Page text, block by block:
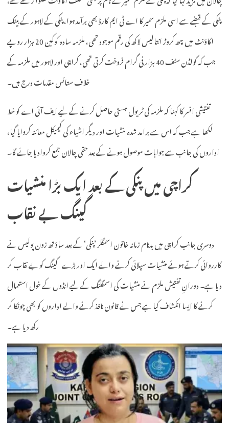
پنکی کے قبضے سے اسی ملزم سمیر کا اے ٹی ایم کارڈ بھی برآمد ہوا، پنکی کے لاہور کے بینک
اکاؤنٹ میں چھ کروڑ انتالیس لاکھ کی رقم موجود تھی، ملزمہ سادہ کوکین 20 ہزار روپے
جب کہ گولڈن سٹف 40 ہزار فی گرام فروخت کرتی تھی، کراچی اور لاہور میں ملزمہ کے
خلاف ستائس مقدمات درج ہیں۔
تفتیشی افسر کا کہنا کہ ملزمہ کی ٹریول ہستی حاصل کرنے کے لیے ایف آئی اے کو خط
لکھا ہے جب کہ اس سے برامد شدہ منشیات اور دیگر اشیاء کی کیمیکل معائنہ کروایا گیا،
اداروں کی جانب سے جوابات موصول ہونے کے بعد حتمی چالان جمع کروادیا جائے گا۔
کراچی میں پنکی کے بعد ایک بڑا منشیات
گینگ بے نقاب
دوسری جانب کراچی میں بدنام زمانہ خاتون اسمگلر ’پنکی‘ کے بعد ساؤتھ زون پولیس نے
کارروائی کرتے ہوئے منشیات سپلائی کرنے والے ایک اور بڑے گینگ کو بے نقاب کر
دیا ہے۔ دورانِ تفتیش ملزم نے منشیات کی اسمگلنگ کے لیے انڈوں کے خول استعمال
کرنے کا ایسا انکشاف کیا ہے جس نے قانون نافذ کرنے والے اداروں کو بھی چونکا کر
رکھ دیا ہے۔